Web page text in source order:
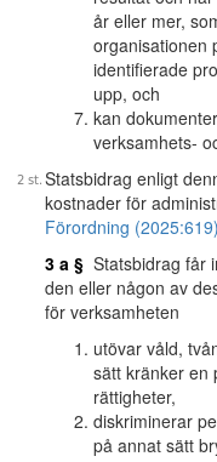
år eller mer,
organisationen
identifierade
upp, och
kan
verksamhets-
Statsbidrag enligt
kostnader för
Förordning
3 a § Statsbidrag får
den eller någon av
för verksamheten
utövar våld,
sätt kränker en
rättigheter,
diskriminerar
på annat sätt